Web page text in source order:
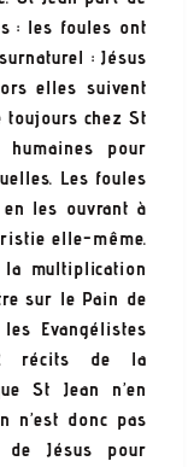
: les foules ont
: Jésus
elles suivent
toujours chez St
pour
Les foules
les ouvrant à
elle-même.
multiplication
sur le Pain de
Evangélistes
2 récits de la
St Jean n’en
n’est donc pas
Jésus pour